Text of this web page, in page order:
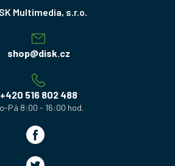
shop@disk.cz
+420 516 802 488